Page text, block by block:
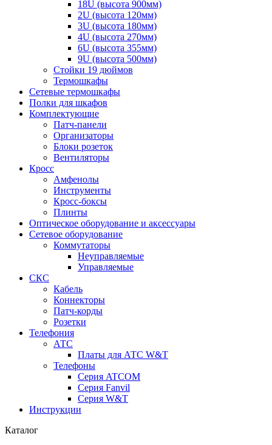
18U (высота 900мм)
2U (высота 120мм)
3U (высота 180мм)
4U (высота 270мм)
6U (высота 355мм)
9U (высота 500мм)
Стойки 19 дюймов
Термошкафы
Сетевые термошкафы
Полки для шкафов
Комплектующие
Патч-панели
Организаторы
Блоки розеток
Вентиляторы
Кросс
Амфенолы
Инструменты
Кросс-боксы
Плинты
Оптическое оборудование и аксессуары
Сетевое оборудование
Коммутаторы
Неуправляемые
Управляемые
СКС
Кабель
Коннекторы
Патч-корды
Розетки
Телефония
АТС
Платы для АТС W&T
Телефоны
Серия ATCOM
Серия Fanvil
Серия W&T
Инструкции
Каталог